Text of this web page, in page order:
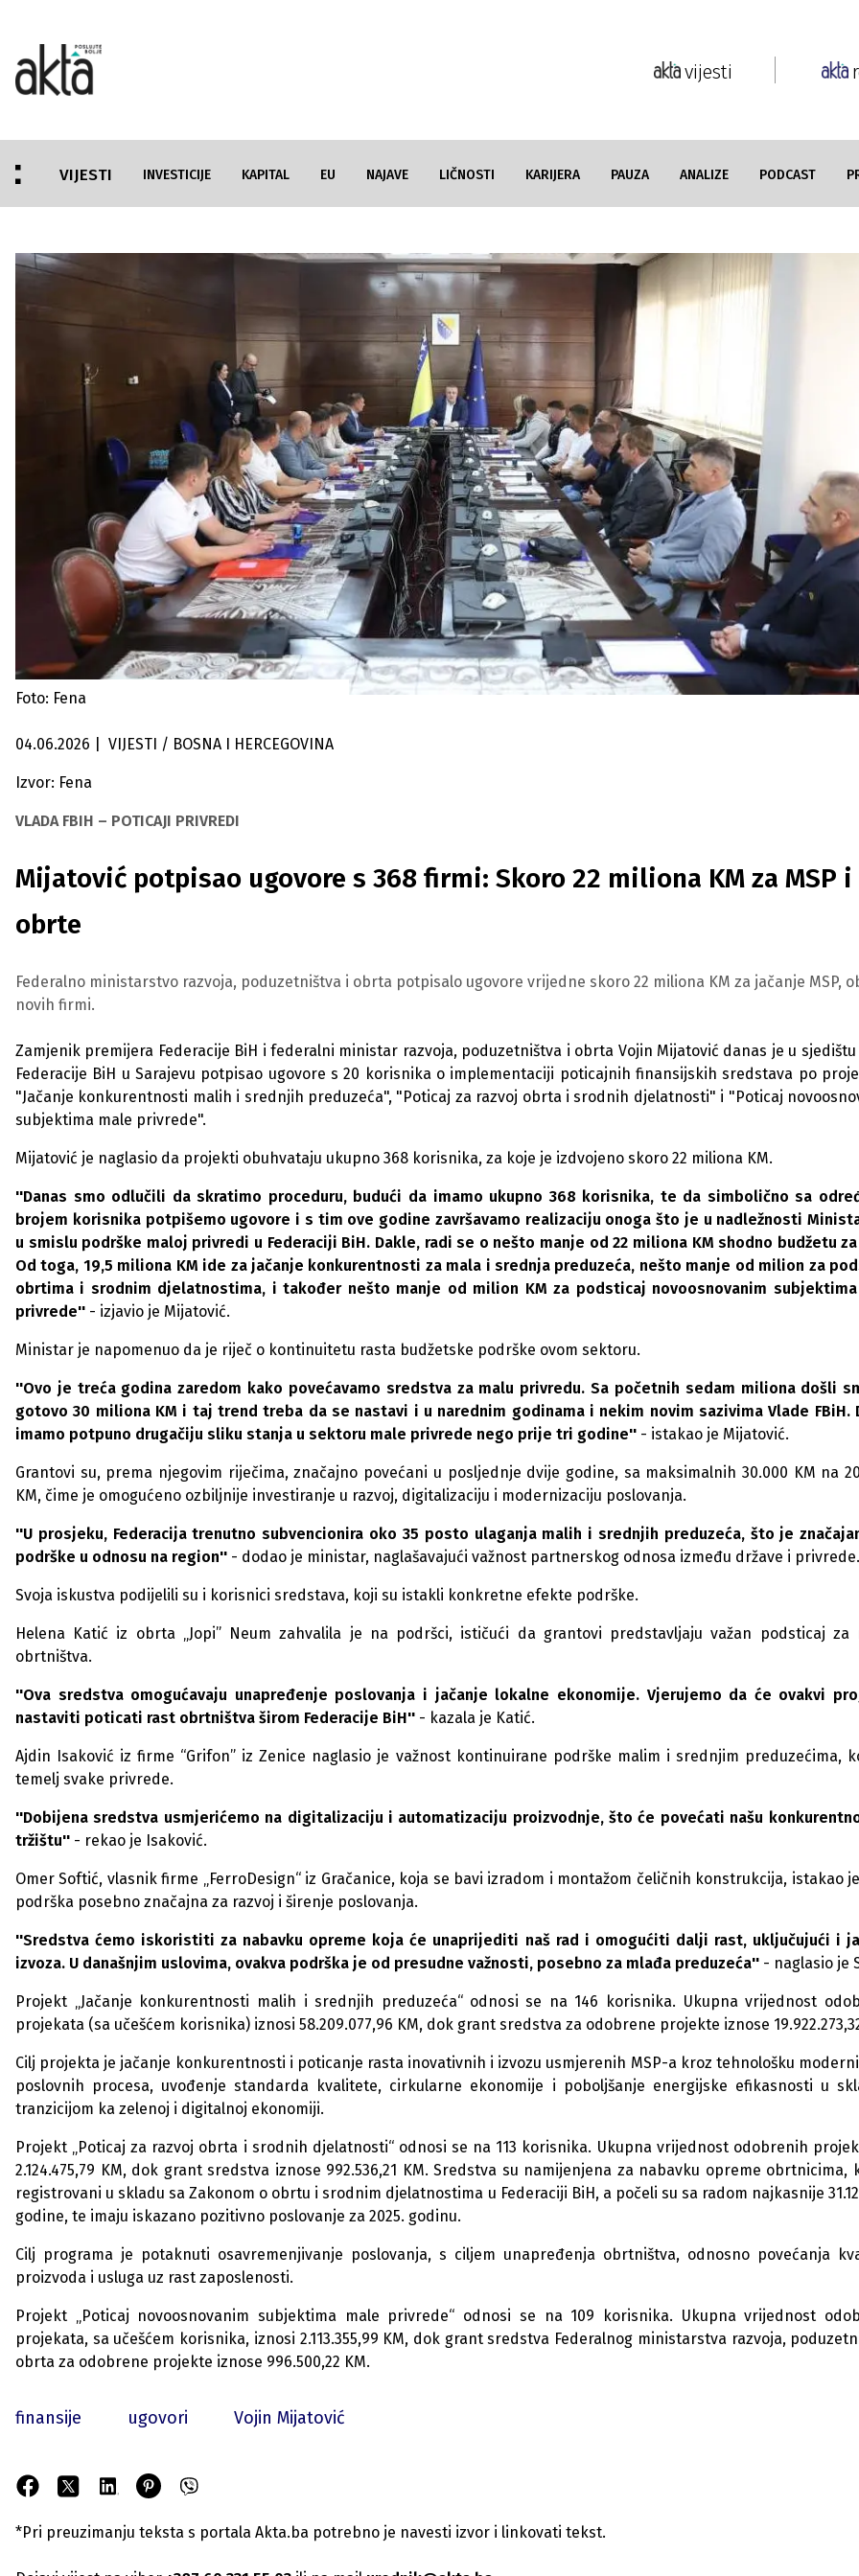
vijesti
VIJESTI INVESTICIJE KAPITAL EU NAJAVE LIČNOSTI KARIJERA PAUZA ANALIZE PODCAST
Foto: Fena
04.06.2026 VIJESTI / BOSNA I HERCEGOVINA
Izvor: Fena
VLADA FBIH – POTICAJI PRIVREDI
Mijatović potpisao ugovore s 368 firmi: Skoro 22 miliona KM za MSP i
obrte
Federalno ministarstvo razvoja, poduzetništva i obrta potpisalo ugovore vrijedne skoro 22 miliona KM za jačanje MSP,
novih firmi.
Zamjenik premijera Federacije BiH i federalni ministar razvoja, poduzetništva i obrta Vojin Mijatović danas je u sjedištu
Federacije BiH u Sarajevu potpisao ugovore s 20 korisnika o implementaciji poticajnih finansijskih sredstava po
"Jačanje konkurentnosti malih i srednjih preduzeća", "Poticaj za razvoj obrta i srodnih djelatnosti" i "Poticaj
subjektima male privrede".
Mijatović je naglasio da projekti obuhvataju ukupno 368 korisnika, za koje je izdvojeno skoro 22 miliona KM.
''Danas smo odlučili da skratimo proceduru, budući da imamo ukupno 368 korisnika, te da simbolično sa
brojem korisnika potpišemo ugovore i s tim ove godine završavamo realizaciju onoga što je u nadležnosti
u smislu podrške maloj privredi u Federaciji BiH. Dakle, radi se o nešto manje od 22 miliona KM shodno budžetu za
Od toga, 19,5 miliona KM ide za jačanje konkurentnosti za mala i srednja preduzeća, nešto manje od milion za
obrtima i srodnim djelatnostima, i također nešto manje od milion KM za podsticaj novoosnovanim
privrede'' - izjavio je Mijatović.
Ministar je napomenuo da je riječ o kontinuitetu rasta budžetske podrške ovom sektoru.
''Ovo je treća godina zaredom kako povećavamo sredstva za malu privredu. Sa početnih sedam miliona došli
gotovo 30 miliona KM i taj trend treba da se nastavi i u narednim godinama i nekim novim sazivima Vlade FBiH.
imamo potpuno drugačiju sliku stanja u sektoru male privrede nego prije tri godine'' - istakao je Mijatović.
Grantovi su, prema njegovim riječima, značajno povećani u posljednje dvije godine, sa maksimalnih 30.000 KM na
KM, čime je omogućeno ozbiljnije investiranje u razvoj, digitalizaciju i modernizaciju poslovanja.
''U prosjeku, Federacija trenutno subvencionira oko 35 posto ulaganja malih i srednjih preduzeća, što je
podrške u odnosu na region'' - dodao je ministar, naglašavajući važnost partnerskog odnosa između države i privrede.
Svoja iskustva podijelili su i korisnici sredstava, koji su istakli konkretne efekte podrške.
Helena Katić iz obrta „Jopi” Neum zahvalila je na podršci, ističući da grantovi predstavljaju važan podsticaj za
obrtništva.
''Ova sredstva omogućavaju unapređenje poslovanja i jačanje lokalne ekonomije. Vjerujemo da će ovakvi
nastaviti poticati rast obrtništva širom Federacije BiH'' - kazala je Katić.
Ajdin Isaković iz firme “Grifon” iz Zenice naglasio je važnost kontinuirane podrške malim i srednjim preduzećima,
temelj svake privrede.
''Dobijena sredstva usmjerićemo na digitalizaciju i automatizaciju proizvodnje, što će povećati našu
tržištu'' - rekao je Isaković.
Omer Softić, vlasnik firme „FerroDesign“ iz Gračanice, koja se bavi izradom i montažom čeličnih konstrukcija, istakao
podrška posebno značajna za razvoj i širenje poslovanja.
''Sredstva ćemo iskoristiti za nabavku opreme koja će unaprijediti naš rad i omogućiti dalji rast, uključujući i
izvoza. U današnjim uslovima, ovakva podrška je od presudne važnosti, posebno za mlađa preduzeća'' - naglasio je
Projekt „Jačanje konkurentnosti malih i srednjih preduzeća“ odnosi se na 146 korisnika. Ukupna vrijednost
projekata (sa učešćem korisnika) iznosi 58.209.077,96 KM, dok grant sredstva za odobrene projekte iznose
Cilj projekta je jačanje konkurentnosti i poticanje rasta inovativnih i izvozu usmjerenih MSP-a kroz tehnološku
poslovnih procesa, uvođenje standarda kvalitete, cirkularne ekonomije i poboljšanje energijske efikasnosti u
tranzicijom ka zelenoj i digitalnoj ekonomiji.
Projekt „Poticaj za razvoj obrta i srodnih djelatnosti“ odnosi se na 113 korisnika. Ukupna vrijednost odobrenih
2.124.475,79 KM, dok grant sredstva iznose 992.536,21 KM. Sredstva su namijenjena za nabavku opreme obrtnicima,
registrovani u skladu sa Zakonom o obrtu i srodnim djelatnostima u Federaciji BiH, a počeli su sa radom najkasnije
godine, te imaju iskazano pozitivno poslovanje za 2025. godinu.
Cilj programa je potaknuti osavremenjivanje poslovanja, s ciljem unapređenja obrtništva, odnosno povećanja
proizvoda i usluga uz rast zaposlenosti.
Projekt „Poticaj novoosnovanim subjektima male privrede“ odnosi se na 109 korisnika. Ukupna vrijednost
projekata, sa učešćem korisnika, iznosi 2.113.355,99 KM, dok grant sredstva Federalnog ministarstva razvoja,
obrta za odobrene projekte iznose 996.500,22 KM.
finansije ugovori Vojin Mijatović
*Pri preuzimanju teksta s portala Akta.ba potrebno je navesti izvor i linkovati tekst.